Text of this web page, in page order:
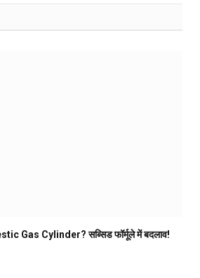
Gas Cylinder? सब्सिड फॉर्मूले में बदलाव!